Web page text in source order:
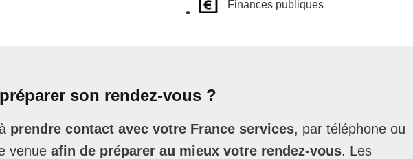
Finances publiques
son rendez-vous ?
prendre contact avec votre France services, par téléphone ou
venue afin de préparer au mieux votre rendez-vous. Les